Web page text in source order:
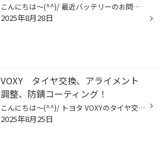
こんにちは～(^^)/ 最近バッテリーのお問い合わせが、かなり増えてきております。 夏はバッテリーが弱くなります。ご注意( ;∀;) 本日は、トヨタ エスクァイアのバッテリーを交換させて頂きました(^^)/ こちらのお車は、(ハイブリッド車) トランク下についております。 GSユアサバッテリー(^^)/ 交換...
2025年8月28日
VOXY タイヤ交換、アライメント
調整、防錆コーティング！
こんにちは～(^^)/ トヨタ VOXYのタイヤ交換です(^_-)-☆ 元々付いていたタイヤはコチラ↓↓ 以前のタイヤ交換から4年、24000kmが経ち 残溝により交換となりました。 今回も同じ！ 雨に強く、直進安定性重視の プレイズPX-RVⅡ 215/45R18 デス(^_-)-☆ タイヤ交換とご一緒に防錆コーティング♩♩ 走行距離...
2025年8月25日